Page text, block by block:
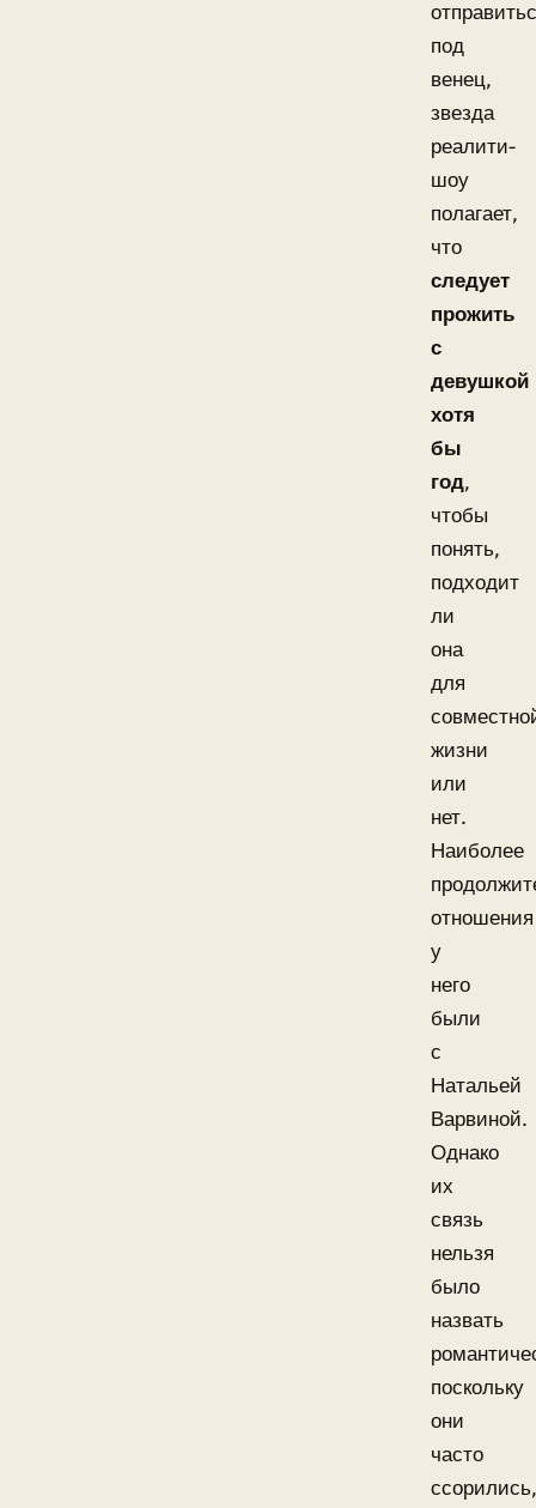
под
венец,
звезда
реалити-
шоу
полагает,
что
следует
прожить
с
девушкой
хотя
бы
год,
чтобы
понять,
подходит
ли
она
для
жизни
или
нет.
Наиболее
отношения
у
него
были
с
Натальей
Варвиной.
Однако
их
связь
нельзя
было
назвать
поскольку
они
часто
ссорились,